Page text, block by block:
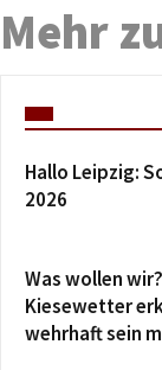
Mehr
Hallo Leipzig:
2026
Was wollen
Kiesewetter
wehrhaft sein